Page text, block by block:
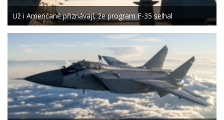
Už i Američané přiznávají, že program F-35 selhal